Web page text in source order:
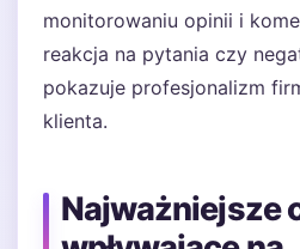
monitorowaniu opinii i
reakcja na pytania czy
pokazuje profesjonalizm
klienta.
Najważniejsze